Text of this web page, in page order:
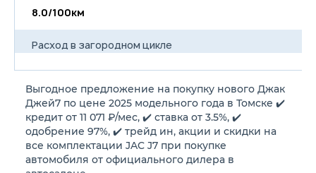
8.0/100км
Расход в загородном цикле
Расход в смешанном цикле
7.0/100км
Объем топливного бака
55 л
Выгодное предложение на покупку нового Джак
Джей7 по цене 2025 модельного года в Томске ✔️
кредит от 11 071 ₽/мес, ✔️ ставка от 3.5%, ✔️
одобрение 97%, ✔️ трейд ин, акции и скидки на
все комплектации JAC J7 при покупке
автомобиля от официального дилера в